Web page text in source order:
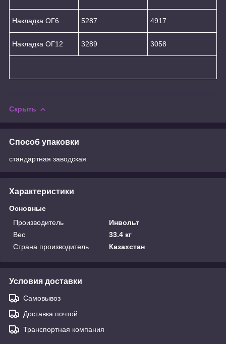
Накладка ОГ6 5287 4917
Накладка ОГ12 3289 3058
Скрыть
Способ упаковки
стандартная заводская
Характеристики
Основные
Производитель
Инвольт
Вес
33.4 кг
Страна производитель
Казахстан
Условия доставки
Самовывоз
Доставка почтой
Транспортная компания